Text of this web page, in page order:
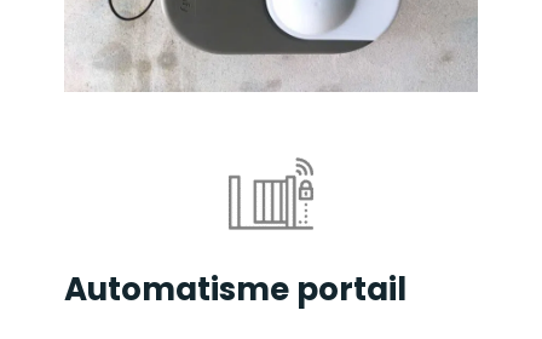
Automatisme portail